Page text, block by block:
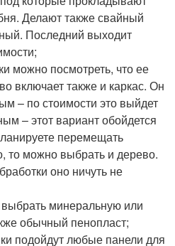
Делают также свайный
Последний выходит
можно посмотреть, что ее
включает также и каркас. Он
– по стоимости это выйдет
– этот вариант обойдется
перемещать
то можно выбрать и дерево.
оно ничуть не
минеральную или
обычный пенопласт;
подойдут любые панели для